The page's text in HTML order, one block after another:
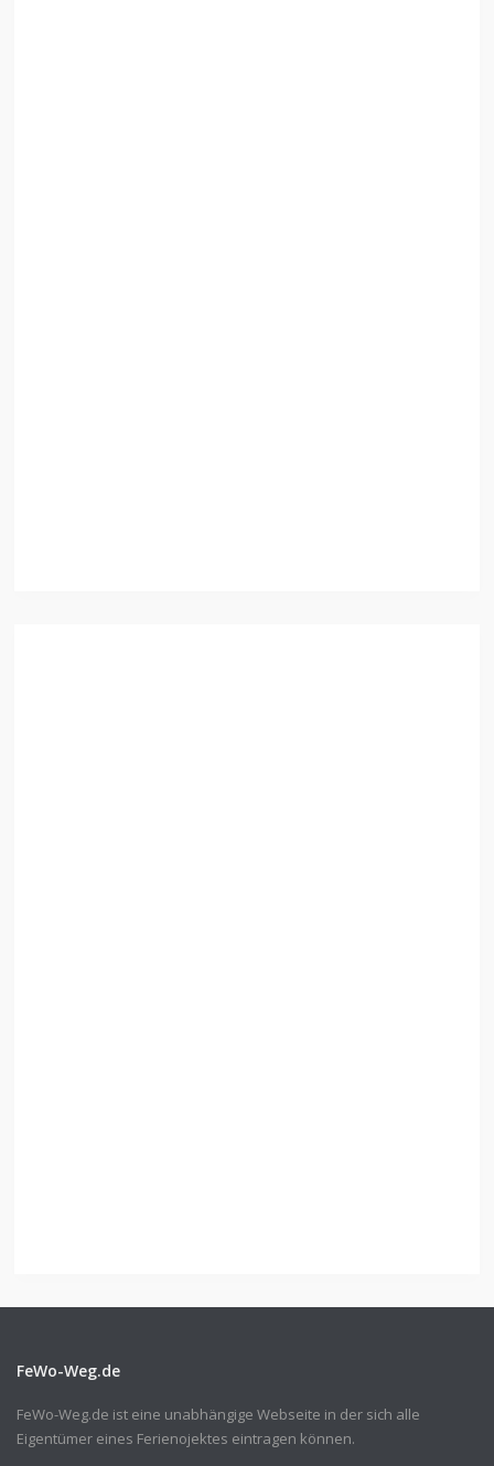
FeWo-Weg.de
FeWo-Weg.de ist eine unabhängige Webseite in der sich alle
Eigentümer eines Ferienojektes eintragen können.